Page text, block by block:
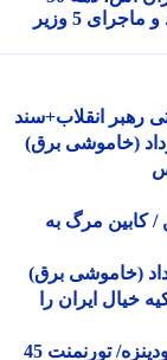
مسکن مهر به کجا رسید؟ تصمیم احمدی نژاد و ماجرای 5 وزیر
انقلاب+سند
مرگ به
ایران را
ویدیو| خلاصه بازی بارسلونا مقابل ناتینگام و اودینزه/ تورنمنت 45